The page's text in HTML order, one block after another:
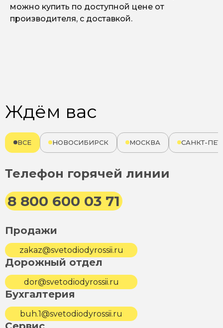
можно купить по доступной цене от
производителя, с доставкой.
Ждём вас
ВСЕ НОВОСИБИРСК МОСКВА САНКТ-
Телефон горячей линии
8 800 600 03 71
Продажи
zakaz@svetodiodyrossii.ru
Дорожный отдел
dor@svetodiodyrossii.ru
Бухгалтерия
buh.1@svetodiodyrossii.ru